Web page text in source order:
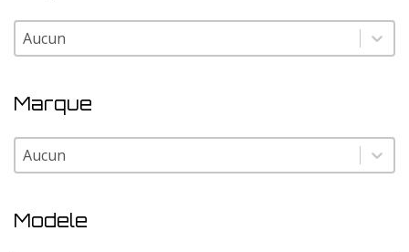
Pays
Pays
Marque
Marque
Marque
Modele